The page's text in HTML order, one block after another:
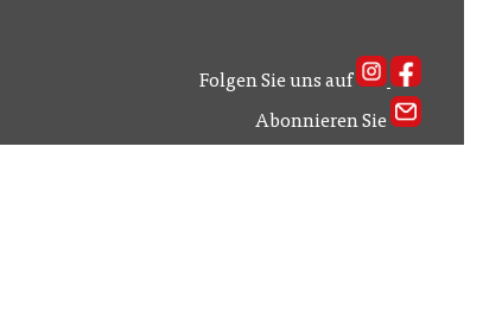
Folgen Sie uns auf
Abonnieren Sie